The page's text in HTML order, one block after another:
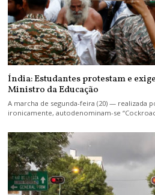
Índia: Estudantes protestam e
Ministro da Educação
A marcha de segunda-feira (20) — realizada
ironicamente, autodenominam-se